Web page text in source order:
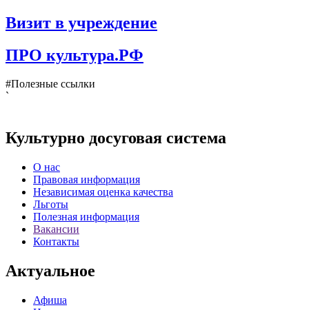
Визит в учреждение
ПРО культура.РФ
#Полезные ссылки
`
Культурно досуговая система
О нас
Правовая информация
Независимая оценка качества
Льготы
Полезная информация
Вакансии
Контакты
Актуальное
Афиша